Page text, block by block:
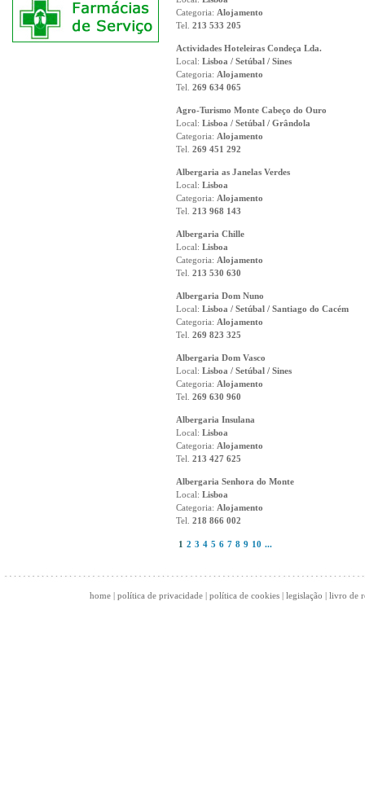
Categoria: Alojamento
Tel. 213 533 205
Actividades Hoteleiras Condeça Lda.
Local: Lisboa / Setúbal / Sines
Categoria: Alojamento
Tel. 269 634 065
Agro-Turismo Monte Cabeço do Ouro
Local: Lisboa / Setúbal / Grândola
Categoria: Alojamento
Tel. 269 451 292
Albergaria as Janelas Verdes
Local: Lisboa
Categoria: Alojamento
Tel. 213 968 143
Albergaria Chille
Local: Lisboa
Categoria: Alojamento
Tel. 213 530 630
Albergaria Dom Nuno
Local: Lisboa / Setúbal / Santiago do Cacém
Categoria: Alojamento
Tel. 269 823 325
Albergaria Dom Vasco
Local: Lisboa / Setúbal / Sines
Categoria: Alojamento
Tel. 269 630 960
Albergaria Insulana
Local: Lisboa
Categoria: Alojamento
Tel. 213 427 625
Albergaria Senhora do Monte
Local: Lisboa
Categoria: Alojamento
Tel. 218 866 002
1 2 3 4 5 6 7 8 9 10 ...
home | política de privacidade | política de cookies | legislação | livro de